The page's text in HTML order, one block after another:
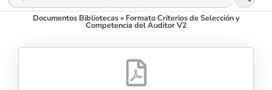
Documentos Bibliotecas» Formato Criterios de Selección y
Competencia del Auditor V2